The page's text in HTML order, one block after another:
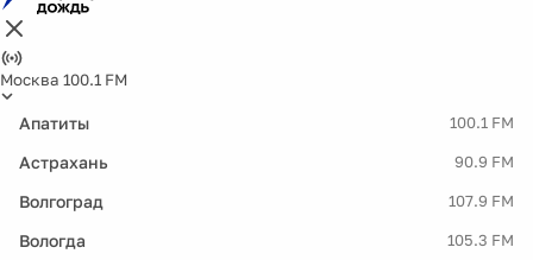
Москва 100.1 FM
Апатиты 100.1 FM
Астрахань 90.9 FM
Волгоград 107.9 FM
Вологда 105.3 FM